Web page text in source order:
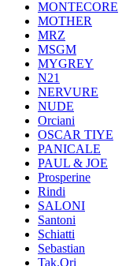
MONTECORE
MOTHER
MRZ
MSGM
MYGREY
N21
NERVURE
NUDE
Orciani
OSCAR TIYE
PANICALE
PAUL & JOE
Prosperine
Rindi
SALONI
Santoni
Schiatti
Sebastian
Tak.Ori